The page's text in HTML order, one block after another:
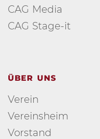
CAG Media
CAG Stage-it
ÜBER UNS
Verein
Vereinsheim
Vorstand